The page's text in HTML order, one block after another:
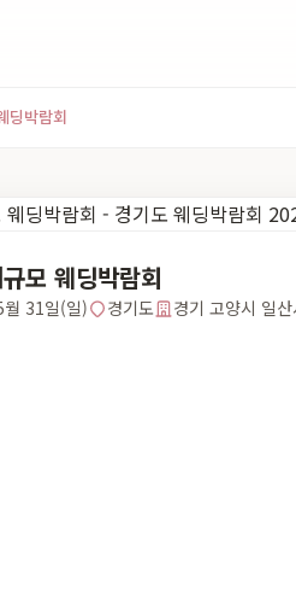
딩박람회
모 웨딩박람회
31일(일) 경기도 경기 고양시 일